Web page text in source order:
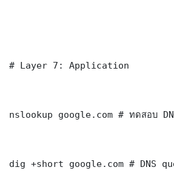
# Layer 7: Application
nslookup google.com # ทดสอบ
dig +short google.com # DNS